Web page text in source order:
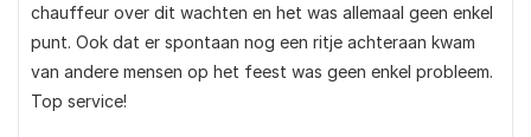
chauffeur over dit wachten en het was allemaal geen enkel
punt. Ook dat er spontaan nog een ritje achteraan kwam
van andere mensen op het feest was geen enkel probleem.
Top service!